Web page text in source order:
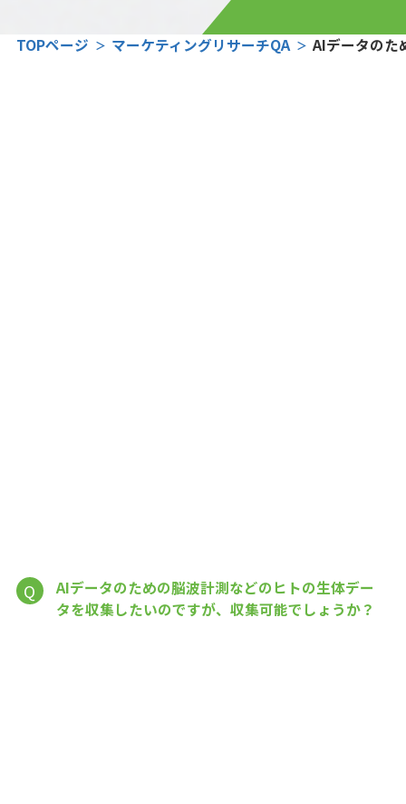
TOPページ マーケティングリサーチQA AIデータのた
Q
AIデータのための脳波計測などのヒトの生体デー
タを収集したいのですが、収集可能でしょうか？